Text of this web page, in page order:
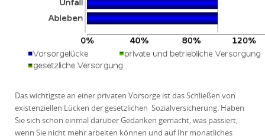
Das wichtigste an einer privaten Vorsorge ist das Schließen von
existenziellen Lücken der gesetzlichen Sozialversicherung. Haben
Sie sich schon einmal darüber Gedanken gemacht, was passiert,
wenn Sie nicht mehr arbeiten können und auf Ihr monatliches